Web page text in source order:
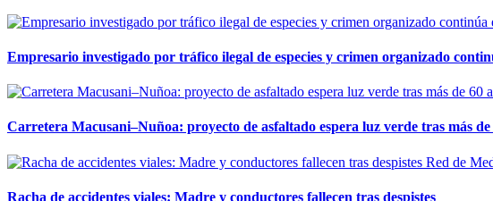
Empresario investigado por tráfico ilegal de especies y crimen organizado
Carretera Macusani–Nuñoa: proyecto de asfaltado espera luz verde tras más de
Red de
Racha de accidentes viales: Madre y conductores fallecen tras despistes